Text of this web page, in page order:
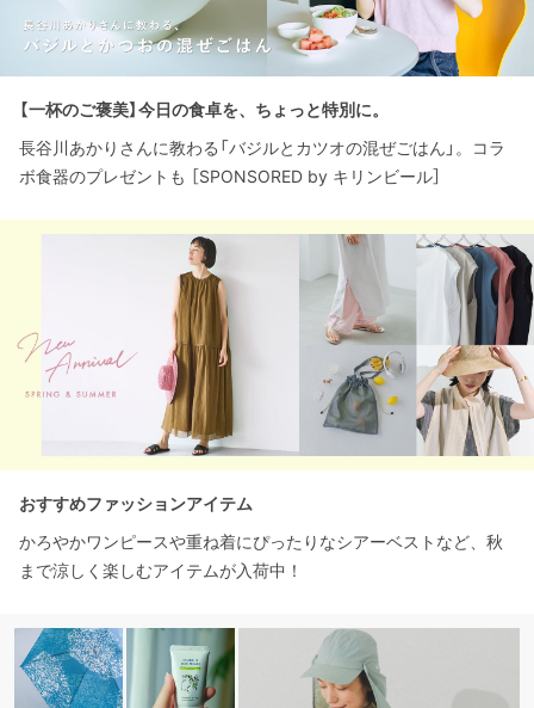
【一杯のご褒美】今日の食卓を、ちょっと特別に。
長谷川あかりさんに教わる「バジルとカツオの混ぜごはん」。コラ
ボ食器のプレゼントも ［SPONSORED by キリンビール］
おすすめファッションアイテム
かろやかワンピースや重ね着にぴったりなシアーベストなど、秋
まで涼しく楽しむアイテムが入荷中！